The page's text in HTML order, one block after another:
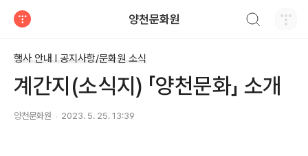
양천문화원
행사 안내 Ι 공지사항/문화원 소식
계간지(소식지) 「양천문화」 소개
양천문화원 2023. 5. 25. 13:39